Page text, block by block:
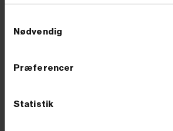
Nødvendig
Præferencer
Statistik
for at få råd til køb, eller kom forbi
hydraulikolie til din brændekløver.
kan hydraulikolie bedre tåle høje
koge. NEM OG SIKKER BRUG,